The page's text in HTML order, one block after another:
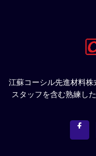
江蘇コーシル先進材料株
スタッフを含む熟練し